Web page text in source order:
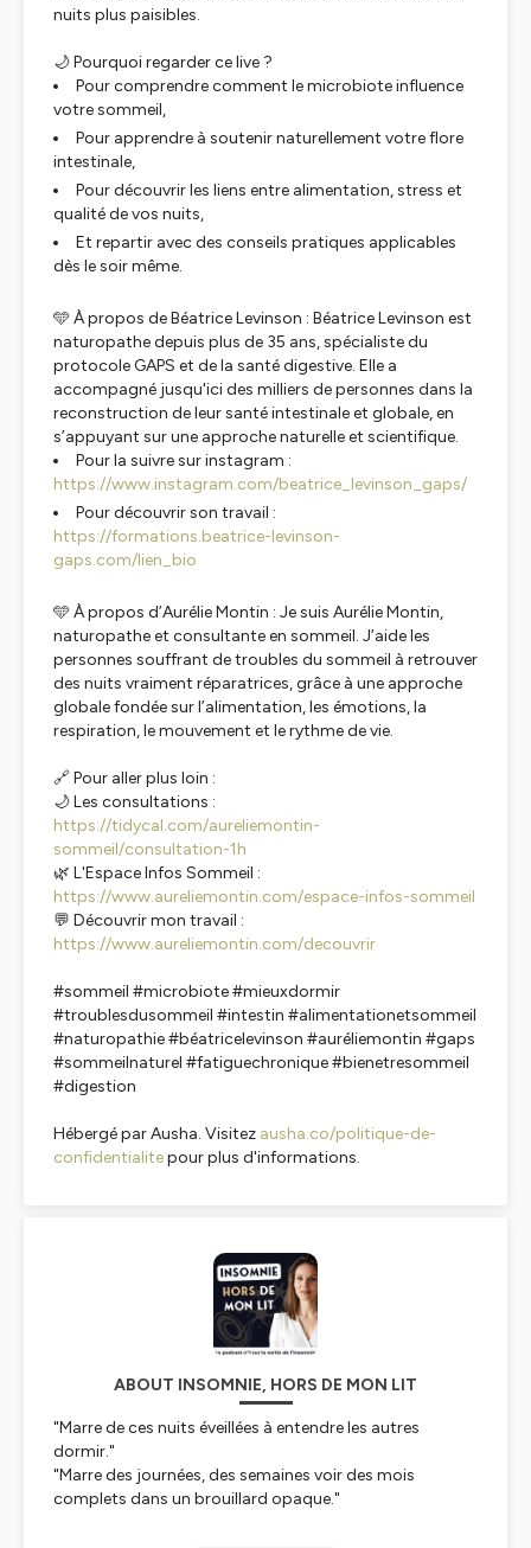
nuits plus paisibles.
🌙 Pourquoi regarder ce live ?
Pour comprendre comment le microbiote influence
votre sommeil,
Pour apprendre à soutenir naturellement votre flore
intestinale,
Pour découvrir les liens entre alimentation, stress et
qualité de vos nuits,
Et repartir avec des conseils pratiques applicables
dès le soir même.
🩵 À propos de Béatrice Levinson : Béatrice Levinson est
naturopathe depuis plus de 35 ans, spécialiste du
protocole GAPS et de la santé digestive. Elle a
accompagné jusqu'ici des milliers de personnes dans la
reconstruction de leur santé intestinale et globale, en
s’appuyant sur une approche naturelle et scientifique.
Pour la suivre sur instagram :
https://www.instagram.com/beatrice_levinson_gaps/
Pour découvrir son travail :
https://formations.beatrice-levinson-
gaps.com/lien_bio
🩵 À propos d’Aurélie Montin : Je suis Aurélie Montin,
naturopathe et consultante en sommeil. J’aide les
personnes souffrant de troubles du sommeil à retrouver
des nuits vraiment réparatrices, grâce à une approche
globale fondée sur l’alimentation, les émotions, la
respiration, le mouvement et le rythme de vie.
🔗 Pour aller plus loin :
🌙 Les consultations :
https://tidycal.com/aureliemontin-
sommeil/consultation-1h
🌿 L'Espace Infos Sommeil :
https://www.aureliemontin.com/espace-infos-sommeil
💬 Découvrir mon travail :
https://www.aureliemontin.com/decouvrir
#sommeil #microbiote #mieuxdormir
#troublesdusommeil #intestin #alimentationetsommeil
#naturopathie #béatricelevinson #auréliemontin #gaps
#sommeilnaturel #fatiguechronique #bienetresommeil
#digestion
Hébergé par Ausha. Visitez ausha.co/politique-de-
confidentialitepour plus d'informations.
ABOUT INSOMNIE, HORS DE MON LIT
"Marre de ces nuits éveillées à entendre les autres
dormir."
"Marre des journées, des semaines voir des mois
complets dans un brouillard opaque."